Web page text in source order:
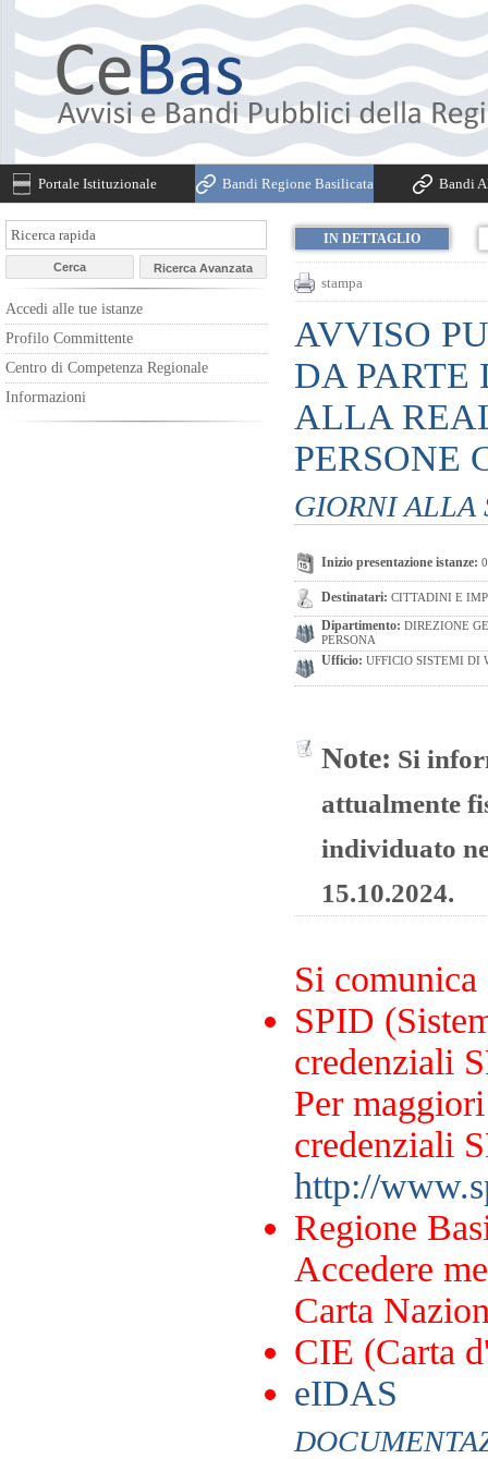
Portale Istituzionale Bandi Regione Basilicata Bandi
Accedi alle tue istanze
Profilo Committente
Centro di Competenza Regionale
Informazioni
IN DETTAGLIO
stampa
AVVISO
DA PARTE
ALLA
PERSONE
GIORNI ALLA
Inizio presentazione istanze:
Destinatari: CITTADINI E
Dipartimento: DIREZIONE
PERSONA
Ufficio: UFFICIO SISTEMI DI
Note: Si
attualmente
individuato
15.10.2024.
Si
SPID
credenziali
Per
credenziali
http://
Regione
Accedere
Carta
CIE (Carta
eIDAS